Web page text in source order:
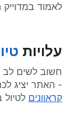
לאמוד
עלויות
חשוב לשים לב
- האתר יציג
קראוונים